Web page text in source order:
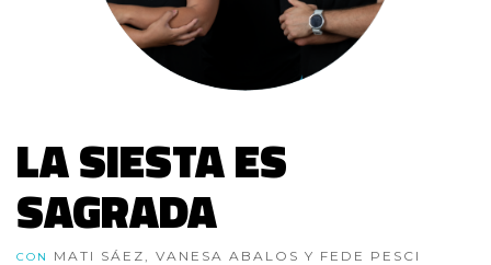
LA SIESTA ES
SAGRADA
CON MATI SÁEZ, VANESA ABALOS Y FEDE PESCI